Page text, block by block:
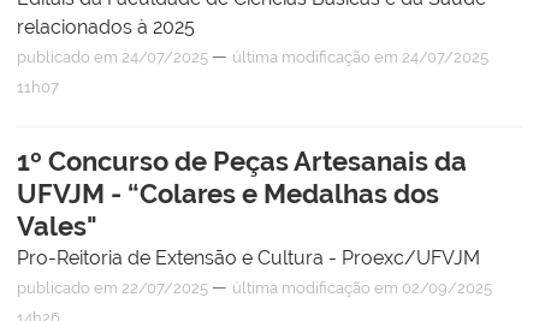
relacionados à 2025
publicado em 24/07/2025 — última modificação em 24/07/2025
11h07
1º Concurso de Peças Artesanais da
UFVJM - “Colares e Medalhas dos
Vales"
Pro-Reitoria de Extensão e Cultura - Proexc/UFVJM
publicado em 22/07/2025 — última modificação em 02/09/2025